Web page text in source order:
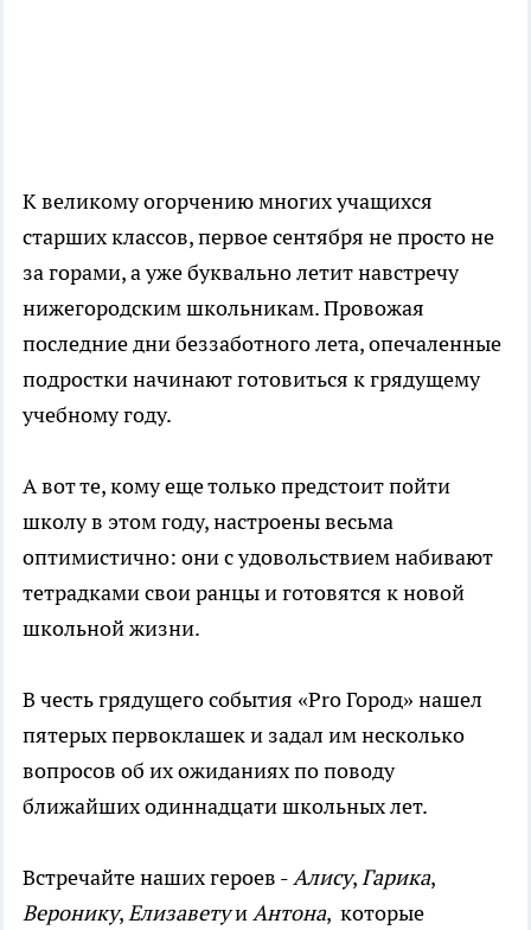
К великому огорчению многих учащихся
старших классов, первое сентября не просто не
за горами, а уже буквально летит навстречу
нижегородским школьникам. Провожая
последние дни беззаботного лета, опечаленные
подростки начинают готовиться к грядущему
учебному году.
А вот те, кому еще только предстоит пойти
школу в этом году, настроены весьма
оптимистично: они с удовольствием набивают
тетрадками свои ранцы и готовятся к новой
школьной жизни.
В честь грядущего события «Pro Город» нашел
пятерых первоклашек и задал им несколько
вопросов об их ожиданиях по поводу
ближайших одиннадцати школьных лет.
Встречайте наших героев -Алису,Гарика,
Веронику,ЕлизаветуиАнтона, которые